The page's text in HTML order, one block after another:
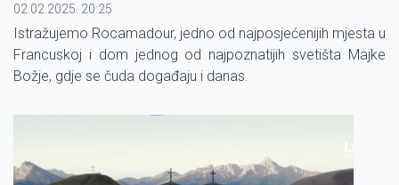
02.02.2025. 20:25
Istražujemo Rocamadour, jedno od najposjećenijih mjesta u
Francuskoj i dom jednog od najpoznatijih svetišta Majke
Božje, gdje se čuda događaju i danas.